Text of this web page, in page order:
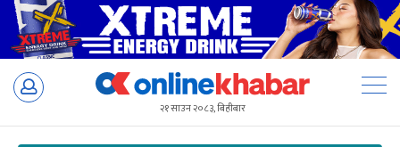
Skip
२१ साउन २०८३, बिहीबार